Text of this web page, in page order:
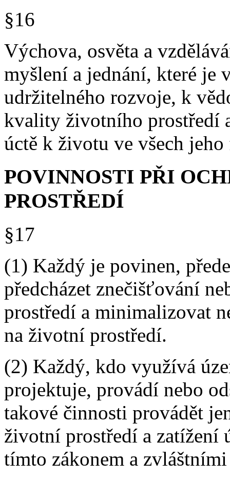
§16
Výchova, osvěta a
myšlení a jednání, které je
udržitelného rozvoje, k
kvality životního prostředí
úctě k životu ve všech jeho
POVINNOSTI PŘI
PROSTŘEDÍ
§17
(1) Každý je povinen,
předcházet znečišťování
prostředí a minimalizovat
na životní prostředí.
(2) Každý, kdo využívá
projektuje, provádí nebo
takové činnosti provádět
životní prostředí a zatížení
tímto zákonem a